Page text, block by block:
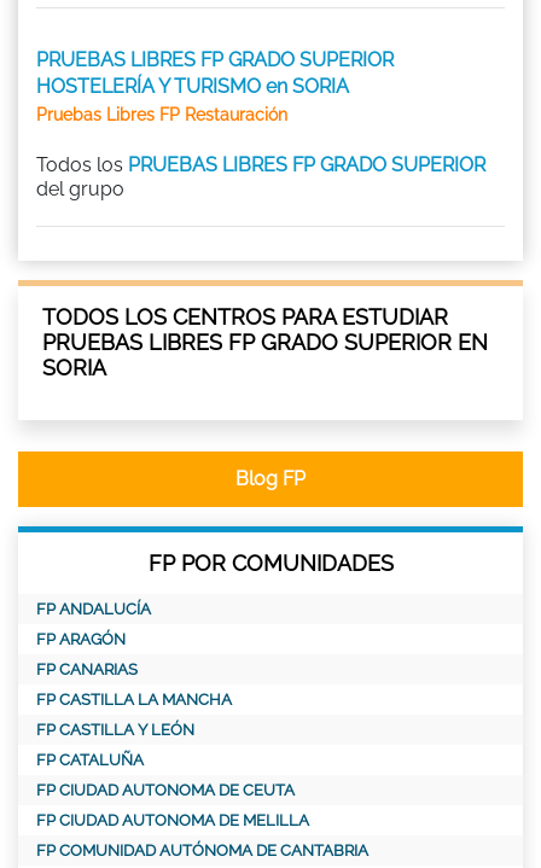
PRUEBAS LIBRES FP GRADO SUPERIOR
HOSTELERÍA Y TURISMO en SORIA
Pruebas Libres FP Restauración
Todos los PRUEBAS LIBRES FP GRADO SUPERIOR
del grupo
TODOS LOS CENTROS PARA ESTUDIAR
PRUEBAS LIBRES FP GRADO SUPERIOR EN
SORIA
Blog FP
FP POR COMUNIDADES
FP ANDALUCÍA
FP ARAGÓN
FP CANARIAS
FP CASTILLA LA MANCHA
FP CASTILLA Y LEÓN
FP CATALUÑA
FP CIUDAD AUTONOMA DE CEUTA
FP CIUDAD AUTONOMA DE MELILLA
FP COMUNIDAD AUTÓNOMA DE CANTABRIA